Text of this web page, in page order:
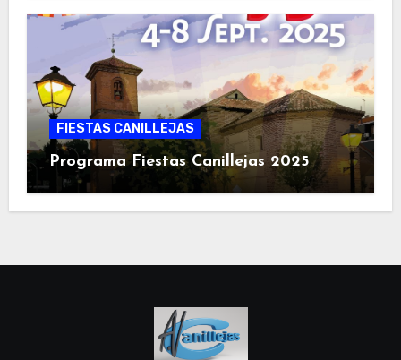
FIESTAS CANILLEJAS
Programa Fiestas Canillejas 2025